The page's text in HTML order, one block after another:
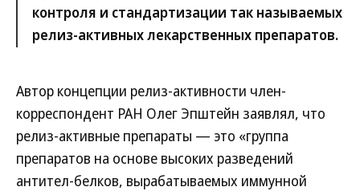
контроля и стандартизации так называемых
релиз-активных лекарственных препаратов.
Автор концепции релиз-активности член-
корреспондент РАН Олег Эпштейн заявлял, что
релиз-активные препараты — это «группа
препаратов на основе высоких разведений
антител-белков, вырабатываемых иммунной